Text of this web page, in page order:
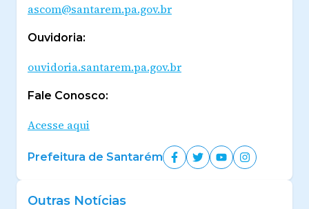
ascom@santarem.pa.gov.br
Ouvidoria:
ouvidoria.santarem.pa.gov.br
Fale Conosco:
Acesse aqui
Prefeitura de Santarém
Outras Notícias